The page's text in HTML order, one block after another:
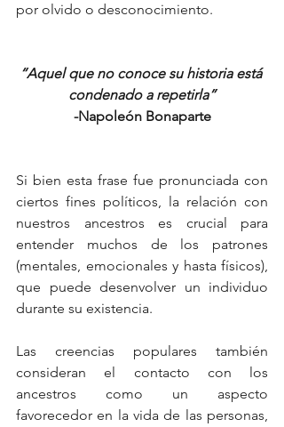
por olvido o desconocimiento.
“Aquel que no conoce su historia está
condenado a repetirla”
-Napoleón Bonaparte
Si bien esta frase fue pronunciada con
ciertos fines políticos, la relación con
nuestros ancestros es crucial para
entender muchos de los patrones
(mentales, emocionales y hasta físicos),
que puede desenvolver un individuo
durante su existencia.
Las creencias populares también
consideran el contacto con los
ancestros como un aspecto
favorecedor en la vida de las personas,